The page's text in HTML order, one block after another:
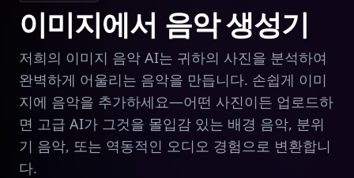
이미지에서 음악 생성기
저희의 이미지 음악 AI는 귀하의 사진을 분석하여
완벽하게 어울리는 음악을 만듭니다. 손쉽게 이미
지에 음악을 추가하세요—어떤 사진이든 업로드하
면 고급 AI가 그것을 몰입감 있는 배경 음악, 분위
기 음악, 또는 역동적인 오디오 경험으로 변환합니
다.